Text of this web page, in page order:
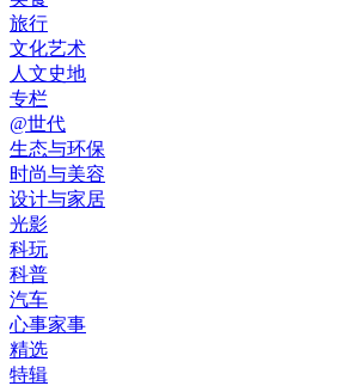
旅行
文化艺术
人文史地
专栏
@世代
生态与环保
时尚与美容
设计与家居
光影
科玩
科普
汽车
心事家事
精选
特辑